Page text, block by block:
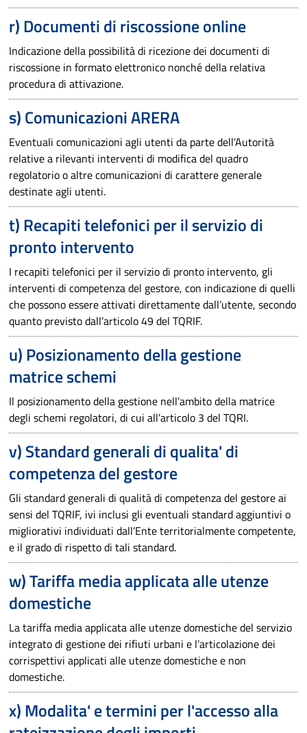
r) Documenti di riscossione online
Indicazione della possibilità di ricezione dei documenti di
riscossione in formato elettronico nonché della relativa
procedura di attivazione.
s) Comunicazioni ARERA
Eventuali comunicazioni agli utenti da parte dell’Autorità
relative a rilevanti interventi di modifica del quadro
regolatorio o altre comunicazioni di carattere generale
destinate agli utenti.
t) Recapiti telefonici per il servizio di
pronto intervento
I recapiti telefonici per il servizio di pronto intervento, gli
interventi di competenza del gestore, con indicazione di quelli
che possono essere attivati direttamente dall’utente, secondo
quanto previsto dall’articolo 49 del TQRIF.
u) Posizionamento della gestione
matrice schemi
Il posizionamento della gestione nell’ambito della matrice
degli schemi regolatori, di cui all’articolo 3 del TQRI.
v) Standard generali di qualita' di
competenza del gestore
Gli standard generali di qualità di competenza del gestore ai
sensi del TQRIF, ivi inclusi gli eventuali standard aggiuntivi o
migliorativi individuati dall’Ente territorialmente competente,
e il grado di rispetto di tali standard.
w) Tariffa media applicata alle utenze
domestiche
La tariffa media applicata alle utenze domestiche del servizio
integrato di gestione dei rifiuti urbani e l’articolazione dei
corrispettivi applicati alle utenze domestiche e non
domestiche.
x) Modalita' e termini per l'accesso alla